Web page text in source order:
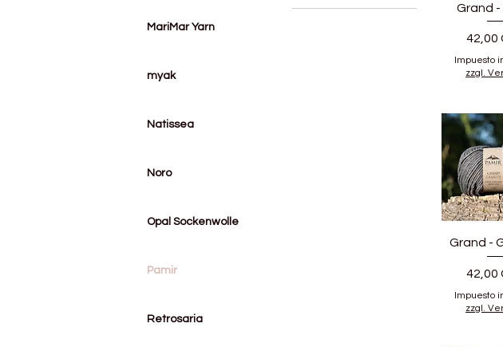
MariMar Yarn
myak
Natissea
Noro
Opal Sockenwolle
Pamir
Retrosaria
Grand -
Precio
42,00
Impuesto
zzgl.
Grand -
Precio
42,00
Impuesto
zzgl.